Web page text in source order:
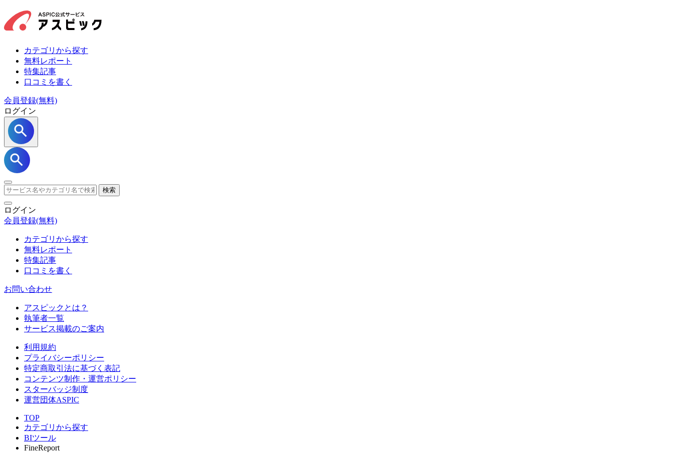
カテゴリから探す
無料レポート
特集記事
口コミを書く
会員登録(無料)
ログイン
検索
ログイン
会員登録(無料)
カテゴリから探す
無料レポート
特集記事
口コミを書く
お問い合わせ
アスピックとは？
執筆者一覧
サービス掲載のご案内
利用規約
プライバシーポリシー
特定商取引法に基づく表記
コンテンツ制作・運営ポリシー
スターバッジ制度
運営団体ASPIC
TOP
カテゴリから探す
BIツール
FineReport